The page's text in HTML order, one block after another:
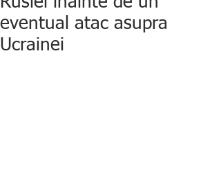
eventual atac asupra
Ucrainei